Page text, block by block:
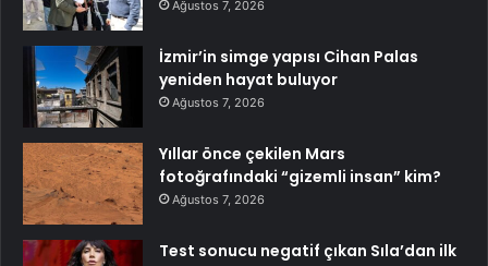
Ağustos 7, 2026
İzmir’in simge yapısı Cihan Palas
yeniden hayat buluyor
Ağustos 7, 2026
Yıllar önce çekilen Mars
fotoğrafındaki “gizemli insan” kim?
Ağustos 7, 2026
Test sonucu negatif çıkan Sıla’dan ilk